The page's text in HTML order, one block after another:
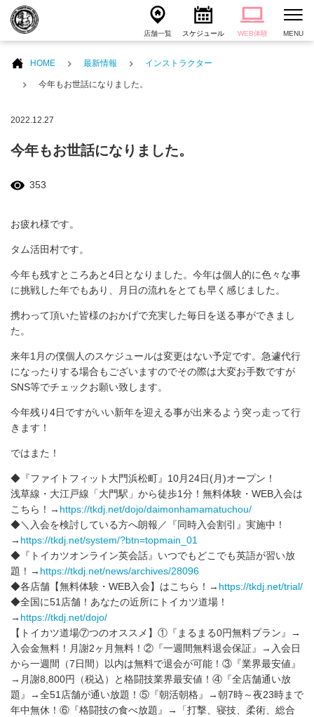
店舗一覧 スケジュール WEB体験 MENU
HOME 最新情報 インストラクター
今年もお世話になりました。
2022.12.27
今年もお世話になりました。
353
お疲れ様です。
タム活田村です。
今年も残すところあと4日となりました。今年は個人的に色々な事
に挑戦した年でもあり、月日の流れをとても早く感じました。
携わって頂いた皆様のおかげで充実した毎日を送る事ができまし
た。
来年1月の僕個人のスケジュールは変更はない予定です。急遽代行
になったりする場合もございますのでその際は大変お手数ですが
SNS等でチェックお願い致します。
今年残り4日ですがいい新年を迎える事が出来るよう突っ走って行
きます！
ではまた！
◆『ファイトフィット大門浜松町』10月24日(月)オープン！
浅草線・大江戸線「大門駅」から徒歩1分！無料体験・WEB入会は
こちら！→ https://tkdj.net/dojo/daimonhamamatuchou/
◆＼入会を検討している方へ朗報／『同時入会割引』実施中！
→ https://tkdj.net/system/?btn=topmain_01
◆『トイカツオンライン英会話』いつでもどこでも英語が習い放
題！→ https://tkdj.net/news/archives/28096
◆各店舗【無料体験・WEB入会】はこちら！→ https://tkdj.net/trial/
◆全国に51店舗！あなたの近所にトイカツ道場！
→ https://tkdj.net/dojo/
【トイカツ道場⑦つのオススメ】①『まるまる0円無料プラン』→
入会金無料！月謝2ヶ月無料！②『一週間無料退会保証』→入会日
から一週間（7日間）以内は無料で退会が可能！③『業界最安値』
→月謝8,800円（税込）と格闘技業界最安値！④『全店舗通い放
題』→全51店舗が通い放題！⑤『朝活朝格』→朝7時～夜23時まで
年中無休！⑥『格闘技の食べ放題』→「打撃、寝技、柔術、総合